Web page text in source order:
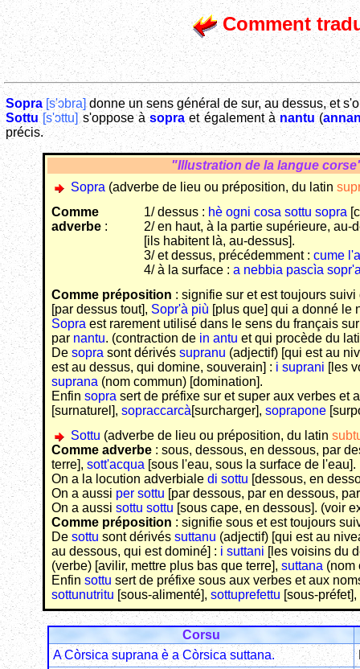
Comment
Sopra [s'ɔbra]donne un sens général de sur, au dessus, et
Sottu [s'ɔttu]s'oppose àsopraet également ànantu (
précis.
"Illustration de la langue
Sopra (adverbe de lieu ou préposition, du latin
Comme
adverbe:
1/ dessus : hè ogni cosa sottu sopra
2/ en haut, à la partie supérieure, au-
[ils habitent là, au-dessus].
3/ et dessus, précédemment : cume
4/ à la surface : a nebbia pascìa
Comme préposition : signifie sur et est toujours
[par dessus tout], Sopr'à più [plus que] qui a donné le
Sopra est rarement utilisé dans le sens du français
par nantu. (contraction de in antu et qui procède du
De sopra sont dérivés supranu (adjectif) [qui est au
est au dessus, qui domine, souverain] : i suprani [les
suprana (nom commun) [domination].
Enfin sopra sert de préfixe sur et super aux verbes et
[surnaturel], sopraccarcà[surcharger], soprapone
Sottu (adverbe de lieu ou préposition, du latin
Comme adverbe: sous, dessous, en dessous, par
terre], sott'acqua [sous l'eau, sous la surface de l'eau].
On a la locution adverbiale di sottu [dessous, en
On a aussi per sottu [par dessous, par en dessous,
On a aussi sottu sottu [sous cape, en dessous]. (voir
Comme préposition : signifie sous et est toujours
De sottu sont dérivés suttanu (adjectif) [qui est au
au dessous, qui est dominé] : i suttani [les voisins du
(verbe) [avilir, mettre plus bas que terre], suttana (nom
Enfin sottu sert de préfixe sous aux verbes et aux
sottunutritu [sous-alimenté], sottuprefettu [sous-préfet],
Corsu
A Còrsica suprana è a Còrsica suttana.